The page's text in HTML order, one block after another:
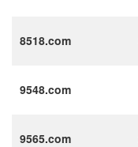
8518.com
9548.com
9565.com